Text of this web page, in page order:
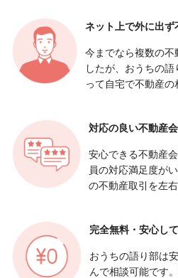
ネット上で外に出ず
今までなら複数の不
したが、おうちの
って自宅で不動産の
対応の良い不動産
安心できる不動産
員の対応満足度が
の不動産取引を左
完全無料・安心して
おうちの語り部は
んで相談可能です